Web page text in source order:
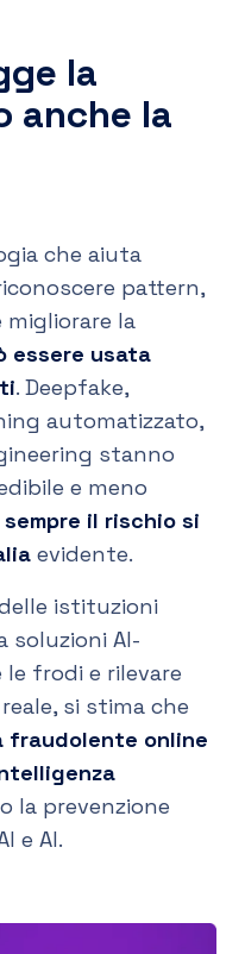
la
anche la
che aiuta
pattern,
la
essere usata
. Deepfake,
automatizzato,
stanno
e meno
sempre il rischio si
evidente.
istituzioni
soluzioni AI-
frodi e rilevare
si stima che
fraudolente online
la prevenzione
e AI.